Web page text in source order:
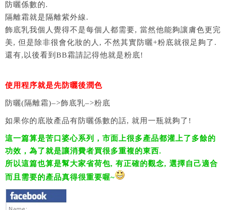
防曬係數的.
隔離霜就是隔離紫外線.
飾底乳我個人覺得不是每個人都需要, 當然他能夠讓膚色更完
美, 但是除非很會化妝的人, 不然其實防曬+粉底就很足夠了.
還有,以後看到BB霜請記得他就是粉底!
使用程序就是先防曬後潤色
防曬(隔離霜)–>飾底乳–>粉底
如果你的底妝產品有防曬係數的話, 就用一瓶就夠了!
這一篇算是苦口婆心系列，市面上很多產品都灌上了多餘的
功效，為了就是讓消費者買很多重複的東西.
所以這篇也算是幫大家省荷包, 有正確的觀念, 選擇自己適合
而且需要的產品真得很重要喔~